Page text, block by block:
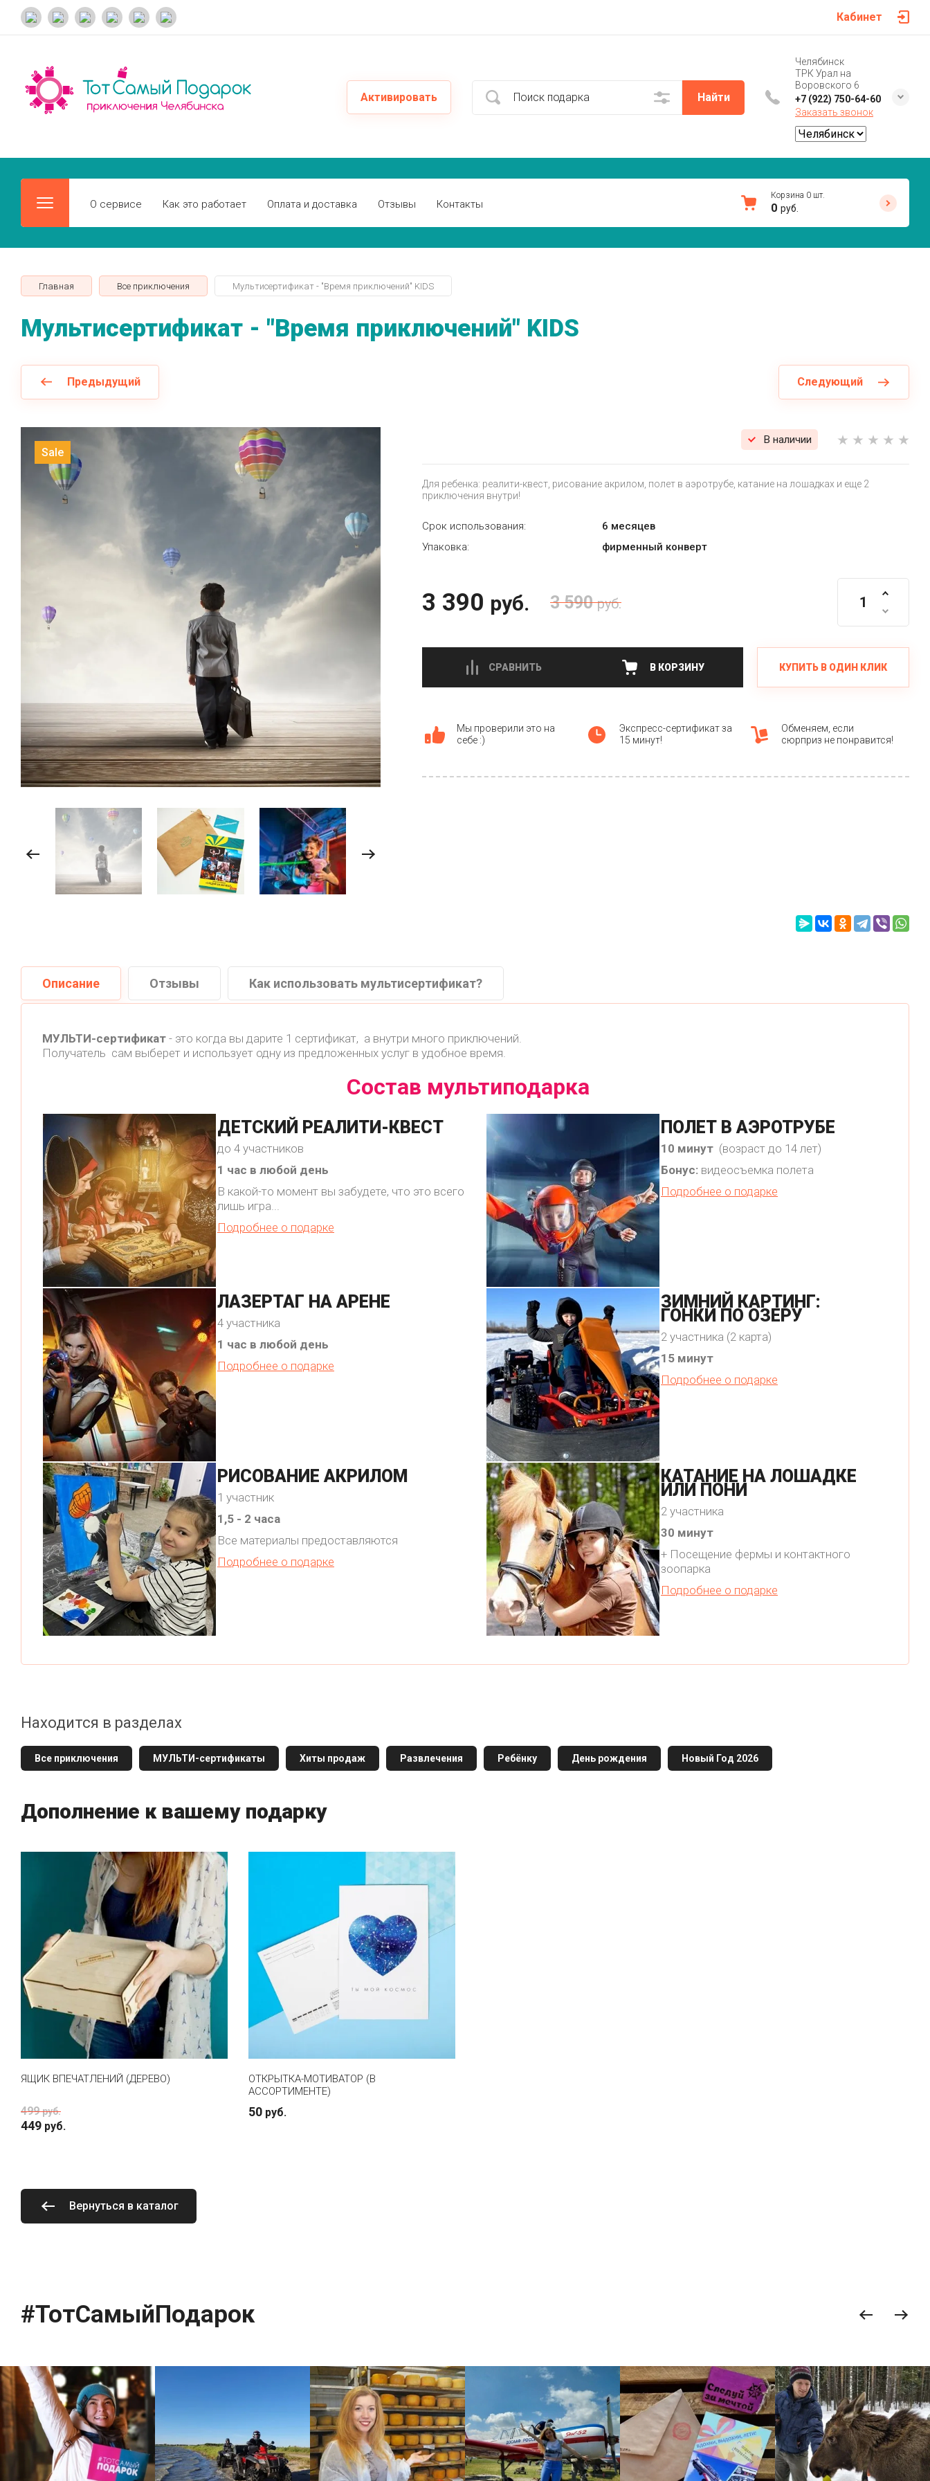
Кабинет
Активировать Найти
Челябинск
ТРК Урал на
Воровского 6
+7 (922) 750-64-60
Заказать звонок
О сервисе Как это работает Оплата и доставка Отзывы Контакты
Корзина 0 шт.
0 руб.
Главная Все приключения Мультисертификат - "Время приключений" KIDS
Мультисертификат - "Время приключений" KIDS
Предыдущий Следующий
Sale
В наличии
Для ребенка: реалити-квест, рисование акрилом, полет в аэротрубе, катание на лошадках и еще 2
приключения внутри!
Срок использования:
6 месяцев
Упаковка:
фирменный конверт
3 390 руб. 3 590 руб.
СРАВНИТЬ В КОРЗИНУ КУПИТЬ В ОДИН КЛИК
Мы проверили это на
себе :)
Экспресс-сертификат за
15 минут!
Обменяем, если
сюрприз не понравится!
Описание Отзывы Как использовать мультисертификат?
МУЛЬТИ-сертификат - это когда вы дарите 1 сертификат, а внутри много приключений.
Получатель сам выберет и использует одну из предложенных услуг в удобное время.
Состав мультиподарка
ДЕТСКИЙ РЕАЛИТИ-КВЕСТ
до 4 участников
1 час в любой день
В какой-то момент вы забудете, что это всего
лишь игра...
Подробнее о подарке
ПОЛЕТ В АЭРОТРУБЕ
10 минут (возраст до 14 лет)
Бонус: видеосъемка полета
Подробнее о подарке
ЛАЗЕРТАГ НА АРЕНЕ
4 участника
1 час в любой день
Подробнее о подарке
ЗИМНИЙ КАРТИНГ:
ГОНКИ ПО ОЗЕРУ
2 участника (2 карта)
15 минут
Подробнее о подарке
РИСОВАНИЕ АКРИЛОМ
1 участник
1,5 - 2 часа
Все материалы предоставляются
Подробнее о подарке
КАТАНИЕ НА ЛОШАДКЕ
ИЛИ ПОНИ
2 участника
30 минут
+ Посещение фермы и контактного
зоопарка
Подробнее о подарке
Находится в разделах
Все приключения МУЛЬТИ-сертификаты Хиты продаж Развлечения Ребёнку День рождения Новый Год 2026
Дополнение к вашему подарку
ЯЩИК ВПЕЧАТЛЕНИЙ (ДЕРЕВО)
499 руб.
449 руб.
ОТКРЫТКА-МОТИВАТОР (В
АССОРТИМЕНТЕ)
50 руб.
Вернуться в каталог
#ТотСамыйПодарок